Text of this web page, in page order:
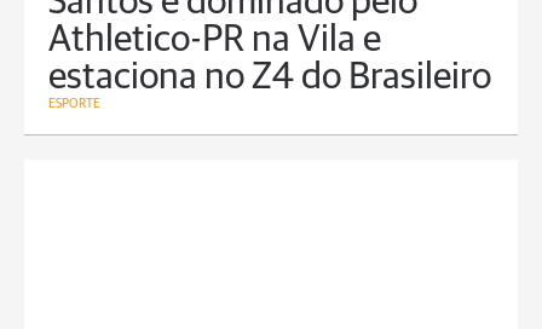
Athletico-PR na Vila e
estaciona no Z4 do Brasileiro
ESPORTE